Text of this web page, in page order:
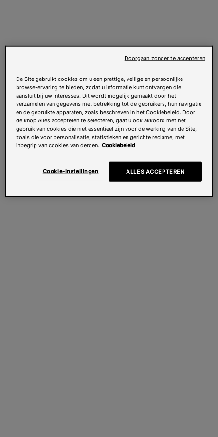
De Site gebruikt cookies om u een prettige, veilige en persoonlijke
browse-ervaring te bieden, zodat u informatie kunt ontvangen die
aansluit bij uw interesses. Dit wordt mogelijk gemaakt door het
verzamelen van gegevens met betrekking tot de gebruikers, hun navigatie
en de gebruikte apparaten, zoals beschreven in het Cookiebeleid. Door
de knop Alles accepteren te selecteren, gaat u ook akkoord met het
gebruik van cookies die niet essentieel zijn voor de werking van de Site,
zoals die voor personalisatie, statistieken en gerichte reclame, met
inbegrip van cookies van derden. Cookiebeleid
Cookie-instellingen ALLES ACCEPTEREN
Doorgaan zonder te accepteren